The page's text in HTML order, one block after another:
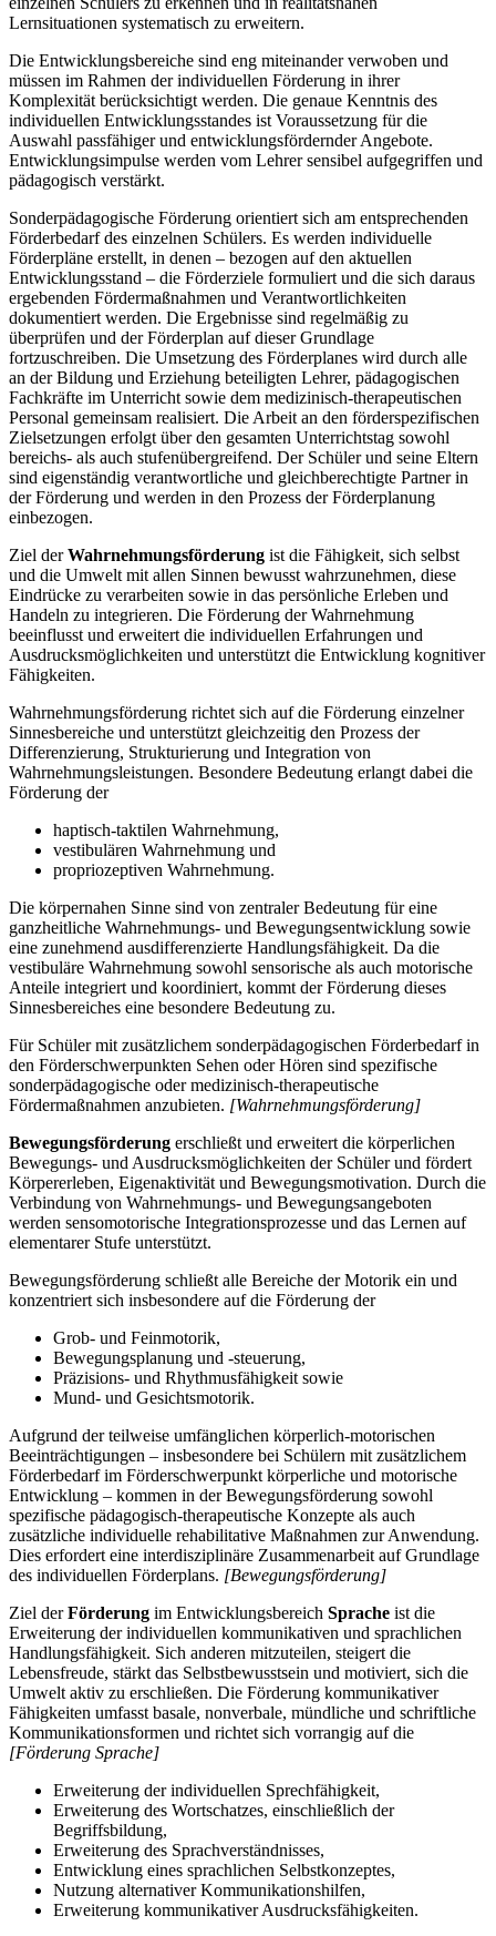
Lernsituationen systematisch zu erweitern.
Die Entwicklungsbereiche sind eng miteinander verwoben und
müssen im Rahmen der individuellen Förderung in ihrer
Komplexität berücksichtigt werden. Die genaue Kenntnis des
individuellen Entwicklungsstandes ist Voraussetzung für die
Auswahl passfähiger und entwicklungsfördernder Angebote.
Entwicklungsimpulse werden vom Lehrer sensibel aufgegriffen und
pädagogisch verstärkt.
Sonderpädagogische Förderung orientiert sich am entsprechenden
Förderbedarf des einzelnen Schülers. Es werden individuelle
Förderpläne erstellt, in denen – bezogen auf den aktuellen
Entwicklungsstand – die Förderziele formuliert und die sich daraus
ergebenden Fördermaßnahmen und Verantwortlichkeiten
dokumentiert werden. Die Ergebnisse sind regelmäßig zu
überprüfen und der Förderplan auf dieser Grundlage
fortzuschreiben. Die Umsetzung des Förderplanes wird durch alle
an der Bildung und Erziehung beteiligten Lehrer, pädagogischen
Fachkräfte im Unterricht sowie dem medizinisch-therapeutischen
Personal gemeinsam realisiert. Die Arbeit an den förderspezifischen
Zielsetzungen erfolgt über den gesamten Unterrichtstag sowohl
bereichs- als auch stufenübergreifend. Der Schüler und seine Eltern
sind eigenständig verantwortliche und gleichberechtigte Partner in
der Förderung und werden in den Prozess der Förderplanung
einbezogen.
Ziel derWahrnehmungsförderung ist die Fähigkeit, sich selbst
und die Umwelt mit allen Sinnen bewusst wahrzunehmen, diese
Eindrücke zu verarbeiten sowie in das persönliche Erleben und
Handeln zu integrieren. Die Förderung der Wahrnehmung
beeinflusst und erweitert die individuellen Erfahrungen und
Ausdrucksmöglichkeiten und unterstützt die Entwicklung kognitiver
Fähigkeiten.
Wahrnehmungsförderung richtet sich auf die Förderung einzelner
Sinnesbereiche und unterstützt gleichzeitig den Prozess der
Differenzierung, Strukturierung und Integration von
Wahrnehmungsleistungen. Besondere Bedeutung erlangt dabei die
Förderung der
haptisch-taktilen Wahrnehmung,
vestibulären Wahrnehmung und
propriozeptiven Wahrnehmung.
Die körpernahen Sinne sind von zentraler Bedeutung für eine
ganzheitliche Wahrnehmungs- und Bewegungsentwicklung sowie
eine zunehmend ausdifferenzierte Handlungsfähigkeit. Da die
vestibuläre Wahrnehmung sowohl sensorische als auch motorische
Anteile integriert und koordiniert, kommt der Förderung dieses
Sinnesbereiches eine besondere Bedeutung zu.
Für Schüler mit zusätzlichem sonderpädagogischen Förderbedarf in
den Förderschwerpunkten Sehen oder Hören sind spezifische
sonderpädagogische oder medizinisch-therapeutische
Fördermaßnahmen anzubieten. [Wahrnehmungsförderung]
Bewegungsförderung erschließt und erweitert die körperlichen
Bewegungs- und Ausdrucksmöglichkeiten der Schüler und fördert
Körpererleben, Eigenaktivität und Bewegungsmotivation. Durch die
Verbindung von Wahrnehmungs- und Bewegungsangeboten
werden sensomotorische Integrationsprozesse und das Lernen auf
elementarer Stufe unterstützt.
Bewegungsförderung schließt alle Bereiche der Motorik ein und
konzentriert sich insbesondere auf die Förderung der
Grob- und Feinmotorik,
Bewegungsplanung und -steuerung,
Präzisions- und Rhythmusfähigkeit sowie
Mund- und Gesichtsmotorik.
Aufgrund der teilweise umfänglichen körperlich-motorischen
Beeinträchtigungen – insbesondere bei Schülern mit zusätzlichem
Förderbedarf im Förderschwerpunkt körperliche und motorische
Entwicklung – kommen in der Bewegungsförderung sowohl
spezifische pädagogisch-therapeutische Konzepte als auch
zusätzliche individuelle rehabilitative Maßnahmen zur Anwendung.
Dies erfordert eine interdisziplinäre Zusammenarbeit auf Grundlage
des individuellen Förderplans. [Bewegungsförderung]
Ziel derFörderung im Entwicklungsbereich Sprache ist die
Erweiterung der individuellen kommunikativen und sprachlichen
Handlungsfähigkeit. Sich anderen mitzuteilen, steigert die
Lebensfreude, stärkt das Selbstbewusstsein und motiviert, sich die
Umwelt aktiv zu erschließen. Die Förderung kommunikativer
Fähigkeiten umfasst basale, nonverbale, mündliche und schriftliche
Kommunikationsformen und richtet sich vorrangig auf die
[Förderung Sprache]
Erweiterung der individuellen Sprechfähigkeit,
Erweiterung des Wortschatzes, einschließlich der
Begriffsbildung,
Erweiterung des Sprachverständnisses,
Entwicklung eines sprachlichen Selbstkonzeptes,
Nutzung alternativer Kommunikationshilfen,
Erweiterung kommunikativer Ausdrucksfähigkeiten.